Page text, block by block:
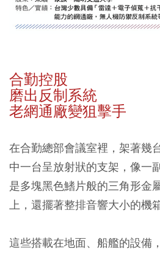
合勤控股
磨出反制系統
老網通廠變狙擊手
在合勤總部會議室裡，架著幾
中一台呈放射狀的支架，像一
是多塊黑色鰭片般的三角形金
上，還擺著整排音響大小的機箱
這些搭載在地面、船艦的設備